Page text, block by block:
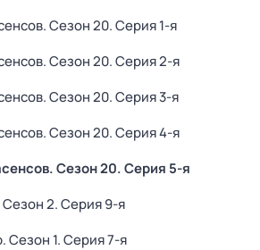
. Сезон 20. Серия 1-я
. Сезон 20. Серия 2-я
. Сезон 20. Серия 3-я
. Сезон 20. Серия 4-я
. Сезон 20. Серия 5-я
Сезон 2. Серия 9-я
. Сезон 1. Серия 7-я